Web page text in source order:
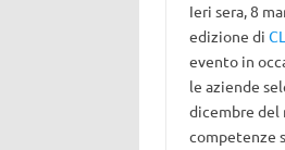
Ieri sera, 8
edizione di
evento in
le aziende
dicembre del
competenze